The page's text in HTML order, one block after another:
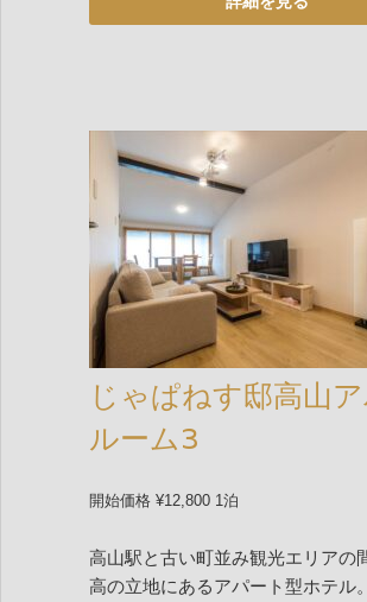
じゃぱねす邸高山
ルーム3
開始価格 ¥12,800 1泊
高山駅と古い町並み観光エリアの
高の立地にあるアパート型ホテル